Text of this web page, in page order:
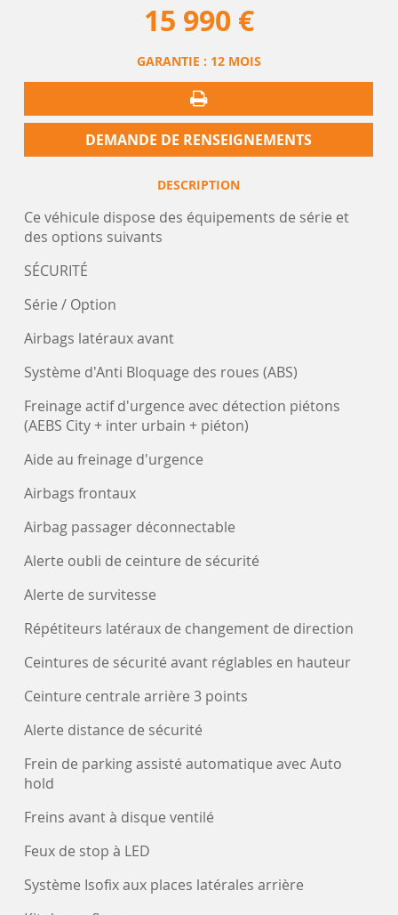
15 990 €
GARANTIE : 12 MOIS
DEMANDE DE RENSEIGNEMENTS
DESCRIPTION
Ce véhicule dispose des équipements de série et
des options suivants
SÉCURITÉ
Série / Option
Airbags latéraux avant
Système d'Anti Bloquage des roues (ABS)
Freinage actif d'urgence avec détection piétons
(AEBS City + inter urbain + piéton)
Aide au freinage d'urgence
Airbags frontaux
Airbag passager déconnectable
Alerte oubli de ceinture de sécurité
Alerte de survitesse
Répétiteurs latéraux de changement de direction
Ceintures de sécurité avant réglables en hauteur
Ceinture centrale arrière 3 points
Alerte distance de sécurité
Frein de parking assisté automatique avec Auto
hold
Freins avant à disque ventilé
Feux de stop à LED
Système Isofix aux places latérales arrière